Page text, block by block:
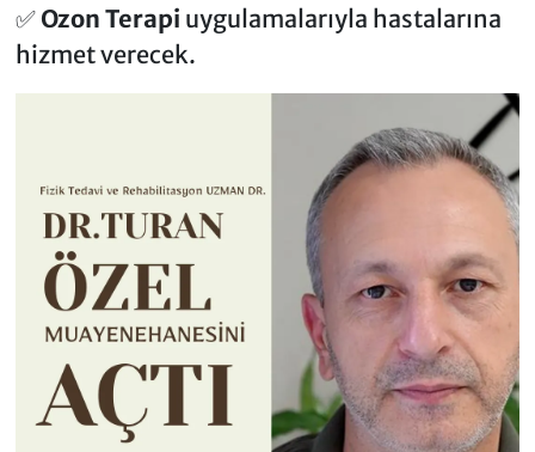
✅ Ozon Terapi uygulamalarıyla hastalarına
hizmet verecek.